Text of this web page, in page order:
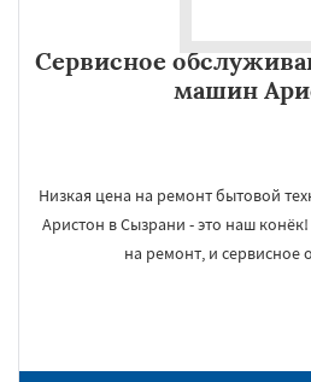
Сервисное
машин
Низкая цена на ремонт бытовой
Аристон в Сызрани - это наш
на ремонт, и сервисное